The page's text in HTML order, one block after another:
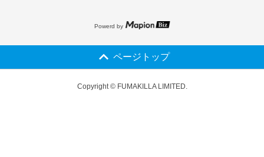
Powerd by
ページトップ
Copyright © FUMAKILLA LIMITED.